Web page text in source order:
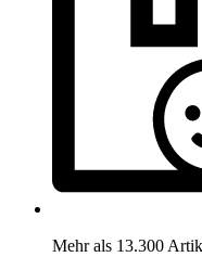
Mehr als 13.300